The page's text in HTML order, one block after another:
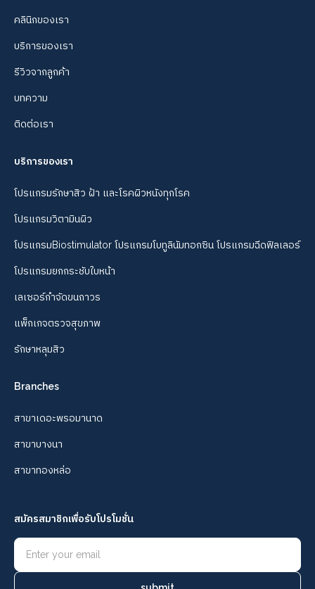
คลินิกของเรา
บริการของเรา
รีวิวจากลูกค้า
บทความ
ติดต่อเรา
บริการของเรา
โปรแกรมรักษาสิว ฝ้า และโรคผิวหนังทุกโรค
โปรแกรมวิตามินผิว
โปรแกรมBiostimulator โปรแกรมโบทูลินัมทอกซิน โปรแกรมฉีดฟิลเลอร์
โปรแกรมยกกระชับใบหน้า
เลเซอร์กำจัดขนถาวร
แพ็กเกจตรวจสุขภาพ
รักษาหลุมสิว
Branches
สาขาเดอะพรอมานาด
สาขาบางนา
สาขาทองหล่อ
สมัครสมาชิกเพื่อรับโปรโมชั่น